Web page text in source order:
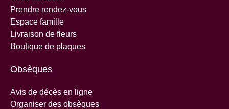
Prendre rendez-vous
Espace famille
Livraison de fleurs
Boutique de plaques
Obsèques
Avis de décès en ligne
Organiser des obsèques